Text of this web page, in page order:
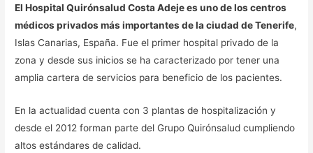
El Hospital Quirónsalud Costa Adeje es uno de los centros
médicos privados más importantes de la ciudad de Tenerife,
Islas Canarias, España. Fue el primer hospital privado de la
zona y desde sus inicios se ha caracterizado por tener una
amplia cartera de servicios para beneficio de los pacientes.
En la actualidad cuenta con 3 plantas de hospitalización y
desde el 2012 forman parte del Grupo Quirónsalud cumpliendo
altos estándares de calidad.